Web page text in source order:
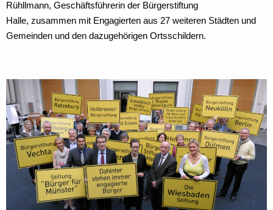
Rühllmann, Geschäftsführerin der Bürgerstiftung
Halle, zusammen mit Engagierten aus 27 weiteren Städten und
Gemeinden und den dazugehörigen Ortsschildern.